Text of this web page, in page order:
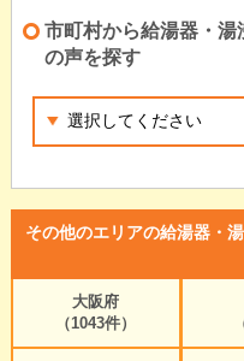
市町村から給湯器・湯
の声を探す
その他のエリアの給湯器・
大阪府
（1043件）